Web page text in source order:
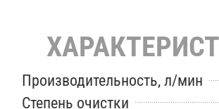
Производительность, л/мин
Степень очистки